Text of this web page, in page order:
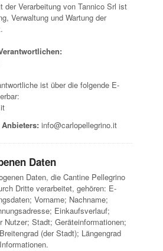
der Verarbeitung von Tannico Srl ist
Verwaltung und Wartung der
ist über die folgende E-
info@carlopellegrino.it
Daten
Daten, die Cantine Pellegrino
Dritte verarbeitet, gehören: E-
Vorname; Nachname;
Einkaufsverlauf;
Nutzer; Stadt; Geräteinformationen;
(der Stadt); Längengrad